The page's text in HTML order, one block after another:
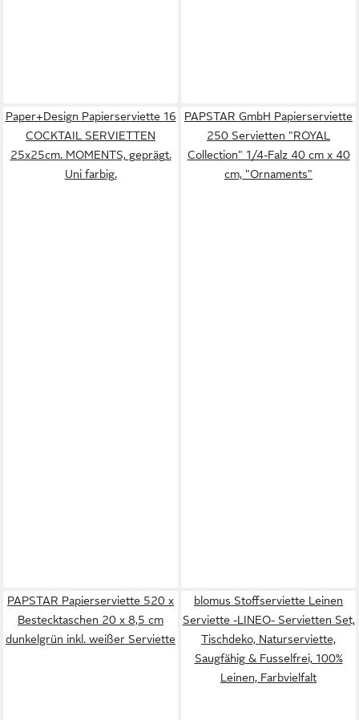
Paper+Design Papierserviette 16
COCKTAIL SERVIETTEN
25x25cm. MOMENTS, geprägt.
Uni farbig.
PAPSTAR GmbH Papierserviette
250 Servietten "ROYAL
Collection" 1/4-Falz 40 cm x 40
cm, "Ornaments"
PAPSTAR Papierserviette 520 x
Bestecktaschen 20 x 8,5 cm
dunkelgrün inkl. weißer Serviette
blomus Stoffserviette Leinen
Serviette -LINEO- Servietten Set,
Tischdeko, Naturserviette,
Saugfähig & Fusselfrei, 100%
Leinen, Farbvielfalt